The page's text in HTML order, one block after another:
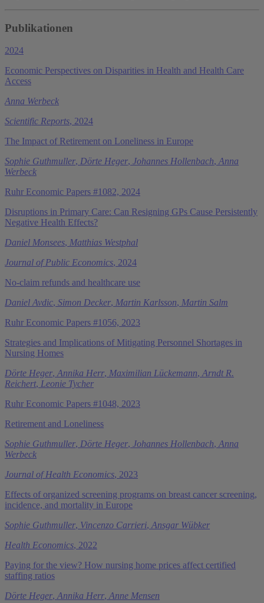
Publikationen
2024
Economic Perspectives on Disparities in Health and Health Care
Access
Anna Werbeck
Scientific Reports, 2024
The Impact of Retirement on Loneliness in Europe
Sophie Guthmuller, Dörte Heger, Johannes Hollenbach, Anna
Werbeck
Ruhr Economic Papers #1082, 2024
Disruptions in Primary Care: Can Resigning GPs Cause Persistently
Negative Health Effects?
Daniel Monsees, Matthias Westphal
Journal of Public Economics, 2024
No-claim refunds and healthcare use
Daniel Avdic, Simon Decker, Martin Karlsson, Martin Salm
Ruhr Economic Papers #1056, 2023
Strategies and Implications of Mitigating Personnel Shortages in
Nursing Homes
Dörte Heger, Annika Herr, Maximilian Lückemann, Arndt R.
Reichert, Leonie Tycher
Ruhr Economic Papers #1048, 2023
Retirement and Loneliness
Sophie Guthmuller, Dörte Heger, Johannes Hollenbach, Anna
Werbeck
Journal of Health Economics, 2023
Effects of organized screening programs on breast cancer screening,
incidence, and mortality in Europe
Sophie Guthmuller, Vincenzo Carrieri, Ansgar Wübker
Health Economics, 2022
Paying for the view? How nursing home prices affect certified
staffing ratios
Dörte Heger, Annika Herr, Anne Mensen